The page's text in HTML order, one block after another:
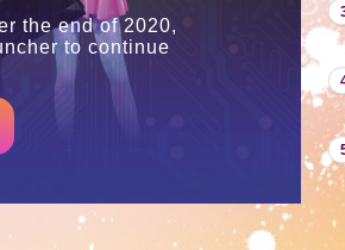
the end of 2020,
to continue